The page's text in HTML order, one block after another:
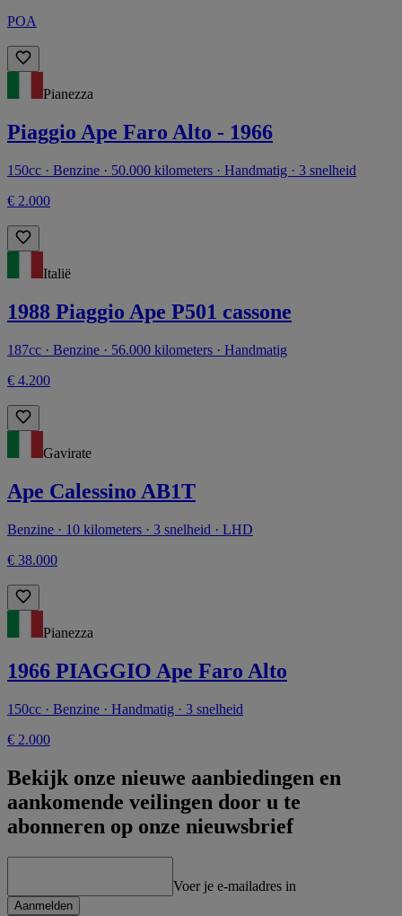
POA
Pianezza
Piaggio Ape Faro Alto - 1966
150cc · Benzine · 50.000 kilometers · Handmatig · 3 snelheid
€ 2.000
Italië
1988 Piaggio Ape P501 cassone
187cc · Benzine · 56.000 kilometers · Handmatig
€ 4.200
Gavirate
Ape Calessino AB1T
Benzine · 10 kilometers · 3 snelheid · LHD
€ 38.000
Pianezza
1966 PIAGGIO Ape Faro Alto
150cc · Benzine · Handmatig · 3 snelheid
€ 2.000
Bekijk onze nieuwe aanbiedingen en
aankomende veilingen door u te
abonneren op onze nieuwsbrief
Voer je e-mailadres in
Aanmelden